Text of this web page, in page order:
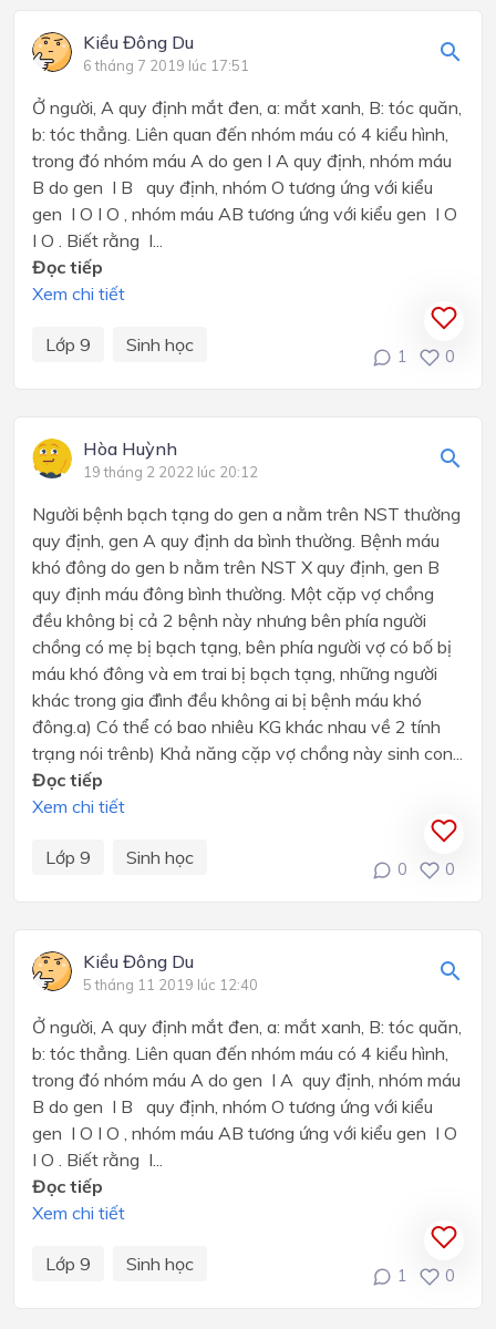
Kiều Đông Du
6 tháng 7 2019 lúc 17:51
Ở người, A quy định mắt đen, a: mắt xanh, B: tóc quăn,
b: tóc thẳng. Liên quan đến nhóm máu có 4 kiểu hình,
trong đó nhóm máu A do gen I A quy định, nhóm máu
B do gen I B quy định, nhóm O tương ứng với kiểu
gen I O I O , nhóm máu AB tương ứng với kiểu gen I O
I O . Biết rằng I...
Đọc tiếp
Xem chi tiết
Lớp 9 Sinh học
1 0
Hòa Huỳnh
19 tháng 2 2022 lúc 20:12
Người bệnh bạch tạng do gen a nằm trên NST thường
quy định, gen A quy định da bình thường. Bệnh máu
khó đông do gen b nằm trên NST X quy định, gen B
quy định máu đông bình thường. Một cặp vợ chồng
đều không bị cả 2 bệnh này nhưng bên phía người
chồng có mẹ bị bạch tạng, bên phía người vợ có bố bị
máu khó đông và em trai bị bạch tạng, những người
khác trong gia đình đều không ai bị bệnh máu khó
đông.a) Có thể có bao nhiêu KG khác nhau về 2 tính
trạng nói trênb) Khả năng cặp vợ chồng này sinh con...
Đọc tiếp
Xem chi tiết
Lớp 9 Sinh học
0 0
Kiều Đông Du
5 tháng 11 2019 lúc 12:40
Ở người, A quy định mắt đen, a: mắt xanh, B: tóc quăn,
b: tóc thẳng. Liên quan đến nhóm máu có 4 kiểu hình,
trong đó nhóm máu A do gen I A quy định, nhóm máu
B do gen I B quy định, nhóm O tương ứng với kiểu
gen I O I O , nhóm máu AB tương ứng với kiểu gen I O
I O . Biết rằng I...
Đọc tiếp
Xem chi tiết
Lớp 9 Sinh học
1 0